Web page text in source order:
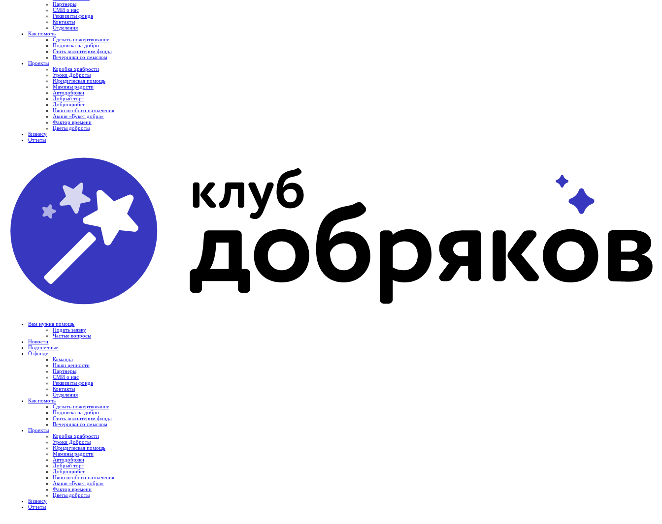
Партнеры
СМИ о нас
Реквизиты фонда
Контакты
Отделения
Как помочь
Сделать пожертвование
Подписка на добро
Стать волонтером фонда
Вечеринки со смыслом
Проекты
Коробка храбрости
Уроки Доброты
Юридическая помощь
Мамины радости
Автодобряки
Добрый торт
Добропробег
Няни особого назначения
Акция «Букет добра»
Фактор времени
Цветы доброты
Бизнесу
Отчеты
Вам нужна помощь
Подать заявку
Частые вопросы
Новости
Подопечные
О фонде
Команда
Наши ценности
Партнеры
СМИ о нас
Реквизиты фонда
Контакты
Отделения
Как помочь
Сделать пожертвование
Подписка на добро
Стать волонтером фонда
Вечеринки со смыслом
Проекты
Коробка храбрости
Уроки Доброты
Юридическая помощь
Мамины радости
Автодобряки
Добрый торт
Добропробег
Няни особого назначения
Акция «Букет добра»
Фактор времени
Цветы доброты
Бизнесу
Отчеты